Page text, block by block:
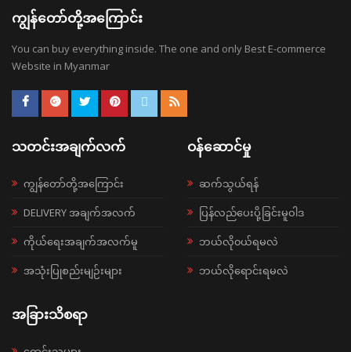
ကျွန်တော်တို့အကြောင်း
You can buy everything inside. The one and only Best E-commerce
Website in Myanmar
သတင်းအချက်လက်
ကျွန်တော်တို့အကြောင်း
DELIVERY အချက်အလက်
ကိုယ်ရေးအချက်အလက်မူ
အသုံးပြုစည်းမျဉ်းများ
ဝန်ဆောင်မှု
ဆက်သွယ်ရန်
ပြန်လည်ပေးပို့ခြင်းမူဝါဒ
ဘယ်လို၀ယ်ရမလဲ
ဘယ်လိုရောင်းရမလဲ
အခြားသိစရာ